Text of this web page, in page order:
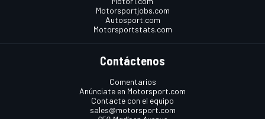
Motorsportjobs.com
Autosport.com
Motorsportstats.com
Contáctenos
Comentarios
Anúnciate en Motorsport.com
Contacte con el equipo
sales@motorsport.com